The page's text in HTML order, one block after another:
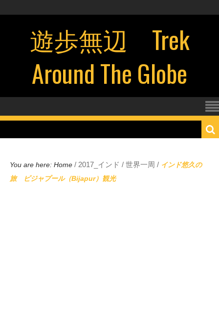
遊歩無辺 Trek
Around The Globe
You are here: Home / 2017_インド / 世界一周 / インド悠久の
旅 ビジャプール（Bijapur）観光